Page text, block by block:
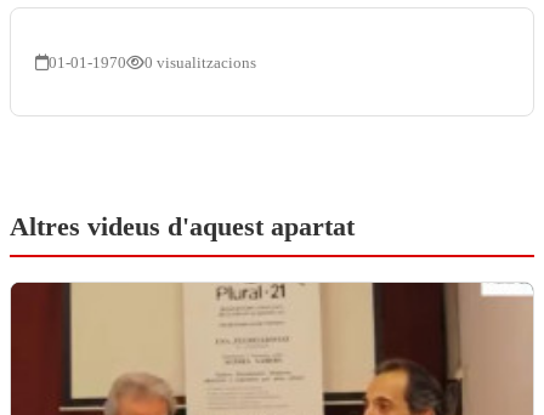
01-01-1970 0 visualitzacions
Altres videus d'aquest apartat